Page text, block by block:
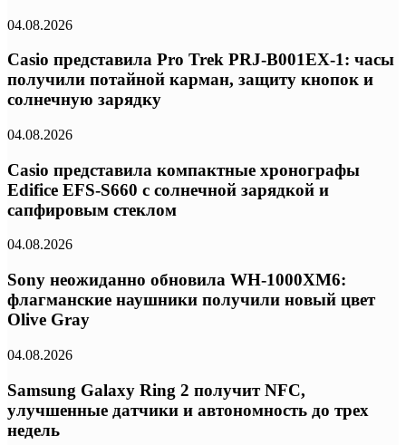
04.08.2026
Casio представила Pro Trek PRJ-B001EX-1: часы
получили потайной карман, защиту кнопок и
солнечную зарядку
04.08.2026
Casio представила компактные хронографы
Edifice EFS-S660 с солнечной зарядкой и
сапфировым стеклом
04.08.2026
Sony неожиданно обновила WH-1000XM6:
флагманские наушники получили новый цвет
Olive Gray
04.08.2026
Samsung Galaxy Ring 2 получит NFC,
улучшенные датчики и автономность до трех
недель